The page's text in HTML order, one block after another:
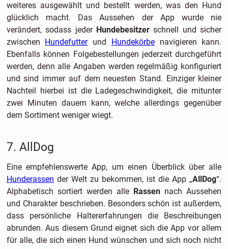
weiteres ausgewählt und bestellt werden, was den Hund
glücklich macht. Das Aussehen der App wurde nie
verändert, sodass jeder Hundebesitzerschnell und sicher
zwischen Hundefutterund Hundekörbenavigieren kann.
Ebenfalls können Folgebestellungen jederzeit durchgeführt
werden, denn alle Angaben werden regelmäßig konfiguriert
und sind immer auf dem neuesten Stand. Einziger kleiner
Nachteil hierbei ist die Ladegeschwindigkeit, die mitunter
zwei Minuten dauern kann, welche allerdings gegenüber
dem Sortiment weniger wiegt.
7. AllDog
Eine empfehlenswerte App, um einen Überblick über alle
Hunderassen der Welt zu bekommen, ist die App „AllDog“.
Alphabetisch sortiert werden alle Rassen nach Aussehen
und Charakter beschrieben. Besonders schön ist außerdem,
dass persönliche Haltererfahrungen die Beschreibungen
abrunden. Aus diesem Grund eignet sich die App vor allem
für alle, die sich einen Hund wünschen und sich noch nicht